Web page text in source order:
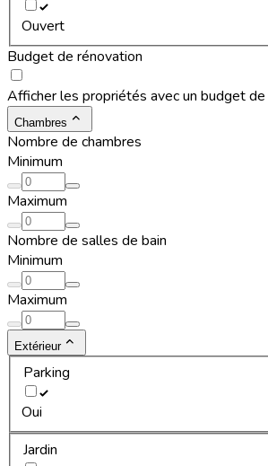
Ouvert
Budget de rénovation
Afficher les propriétés avec un budget
Chambres
Nombre de chambres
Minimum
Maximum
Nombre de salles de bain
Minimum
Maximum
Extérieur
Parking
Oui
Jardin